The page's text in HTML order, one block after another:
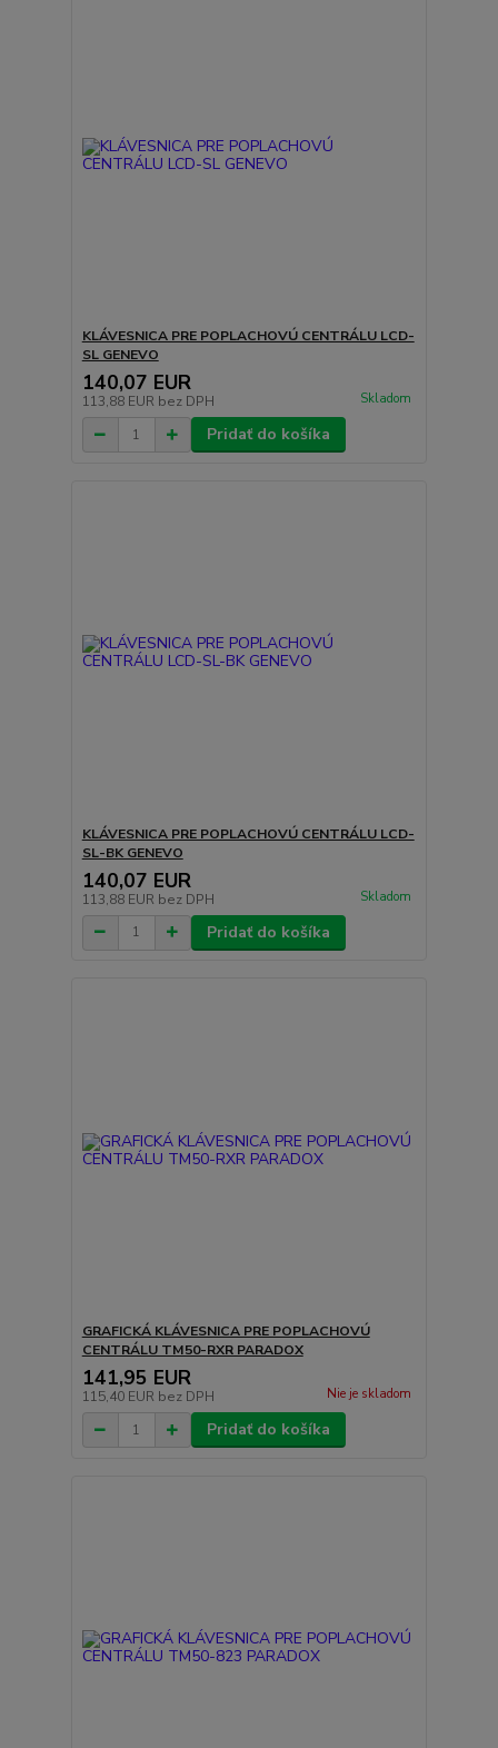
KLÁVESNICA PRE POPLACHOVÚ CENTRÁLU LCD-
SL GENEVO
140,07 EUR
113,88 EUR bez DPH Skladom
Pridať do košíka
KLÁVESNICA PRE POPLACHOVÚ CENTRÁLU LCD-
SL-BK GENEVO
140,07 EUR
113,88 EUR bez DPH Skladom
Pridať do košíka
GRAFICKÁ KLÁVESNICA PRE POPLACHOVÚ
CENTRÁLU TM50-RXR PARADOX
141,95 EUR
115,40 EUR bez DPH Nie je skladom
Pridať do košíka